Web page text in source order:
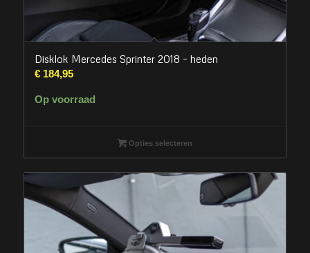
Disklok Mercedes Sprinter 2018 – heden
€184,95
Op voorraad
Opties selecteren